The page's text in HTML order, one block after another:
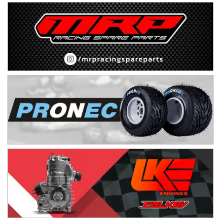
08/09-AGO
IAME SERIES ARGENTINA 6
Ramiro Tot (Asfalto)
Baradero (Buenos Aires)
KDO - F6
Ciudad de Trenque Lauquen (Asfalto)
Trenque Lauquen (Buenos Aires)
ENTRERRIANO - F6 (POSTERGADA)
Parque de la Velocidad (Asfalto)
Villaguay (Entre Ríos)
El Cerro (Tierra)
Victoria (Entre Ríos)
PATAGONICO - F6
Moto Club Reginense (Tierra)
Gral. E. Godoy (Río Negro)
CSK - F7